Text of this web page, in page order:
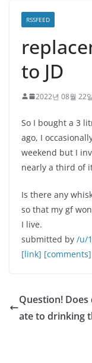
RSSFEED
to JD
2022년 08월 22일
So I bought a 3
ago, I
weekend but I
nearly a third of
Is there any
so that my gf
I live.
submitted by /u/
[link] [comments]
Question!
ate to drinking